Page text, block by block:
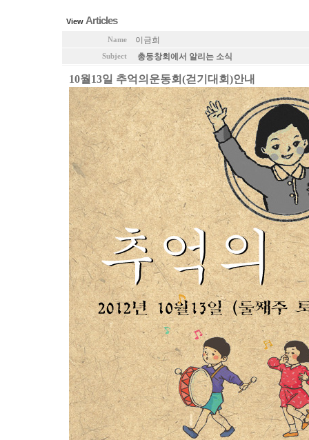
View Articles
Name 이금희
Subject 총동창회에서 알리는 소식
10월13일 추억의운동회(걷기대회)안내